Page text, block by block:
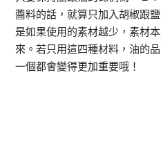
醬料的話，就算只加入胡椒跟
是如果使用的素材越少，素材
來。若只用這四種材料，油的
一個都會變得更加重要哦！